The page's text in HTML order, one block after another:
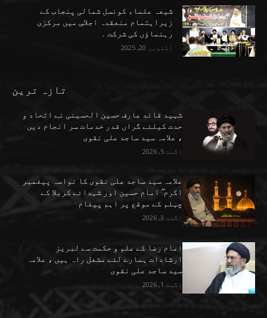
شیعہ علماء کونسل شمالی پنجاب کے
زیراہتمام منعقدہ اجلاسِ میں مرکزی
رہنماؤں کی شرکت ۔
اکتوبر 20, 2025
تازہ ترین
شہید قائد عارف حسین الحسینی نے اتحاد و
حدت کیلئے گراں قدر خدمات سر انجام دیں
، علامہ سید ساجد علی نقوی
اگست 5, 2026
علامہ سید ساجد علی نقوی کا نواسہ پیغمبر
اکرم ۖ امام حسین اور شہدائے کربلا کے
چہلم کے موقع پر اہم پیغام
اگست 3, 2026
امام رضا کے علم و حکمت سے لبریز
ارشادات ہمارے لئے مشعل راہ ہیں ، علامہ
سید ساجد علی نقوی
اگست 1, 2026